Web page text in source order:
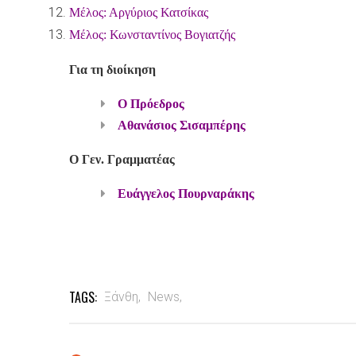
Μέλος: Αργύριος Κατσίκας
Μέλος: Κωνσταντίνος Βογιατζής
Για τη διοίκηση
Ο Πρόεδρος
Αθανάσιος Σισαμπέρης
Ο Γεν. Γραμματέας
Ευάγγελος Πουρναράκης
TAGS: Ξάνθη, News,